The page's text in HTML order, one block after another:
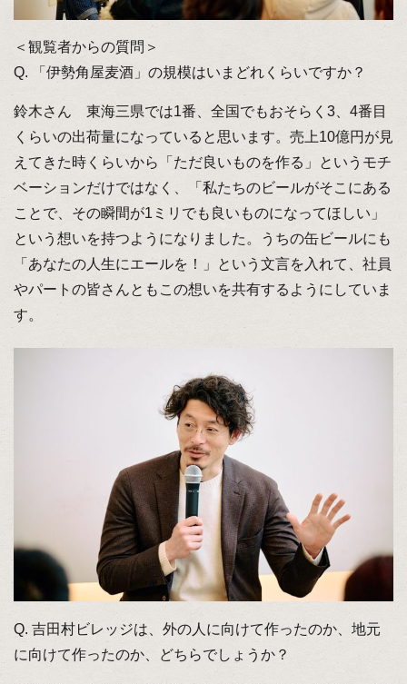
＜観覧者からの質問＞
Q. 「伊勢角屋麦酒」の規模はいまどれくらいですか？
鈴木さん 東海三県では1番、全国でもおそらく3、4番目
くらいの出荷量になっていると思います。売上10億円が見
えてきた時くらいから「ただ良いものを作る」というモチ
ベーションだけではなく、「私たちのビールがそこにある
ことで、その瞬間が1ミリでも良いものになってほしい」
という想いを持つようになりました。うちの缶ビールにも
「あなたの人生にエールを！」という文言を入れて、社員
やパートの皆さんともこの想いを共有するようにしていま
す。
Q. 吉田村ビレッジは、外の人に向けて作ったのか、地元
に向けて作ったのか、どちらでしょうか？